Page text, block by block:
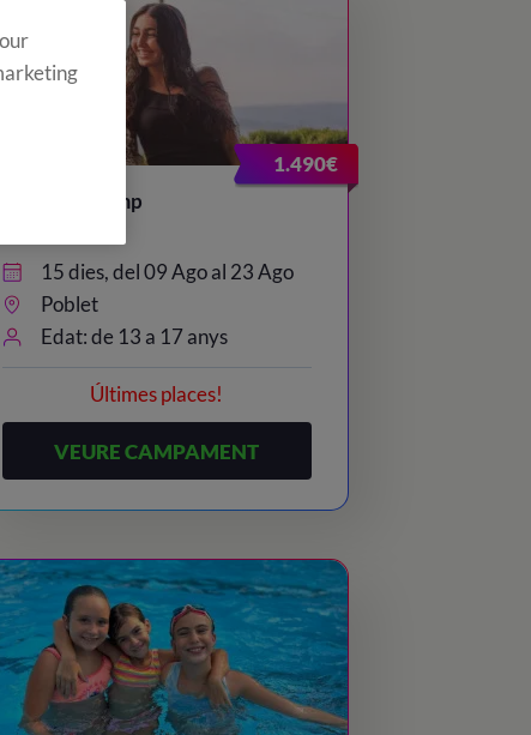
1.490€
Teenager Camp
15 dies, del 09 Ago al 23 Ago
Poblet
Edat: de 13 a 17 anys
Últimes places!
VEURE CAMPAMENT